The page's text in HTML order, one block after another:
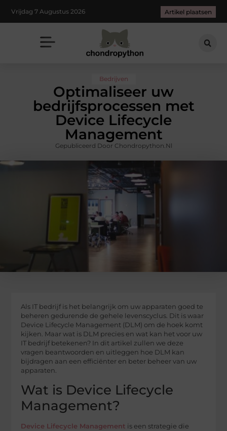
Vrijdag 7 Augustus 2026 Artikel plaatsen
Bedrijven
Optimaliseer uw
bedrijfsprocessen met
Device Lifecycle
Management
Gepubliceerd Door Chondropython.nl
Als IT bedrijf is het belangrijk om uw apparaten goed te
beheren gedurende de gehele levenscyclus. Dit is waar
Device Lifecycle Management (DLM) om de hoek komt
kijken. Maar wat is DLM precies en wat kan het voor uw
IT bedrijf betekenen? In dit artikel zullen we deze
vragen beantwoorden en uitleggen hoe DLM kan
bijdragen aan een efficiënter en beter beheer van uw
apparaten.
Wat is Device Lifecycle
Management?
Device Lifecycle Management is een strategie die